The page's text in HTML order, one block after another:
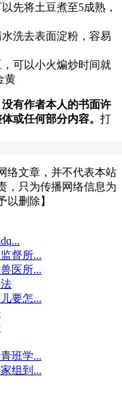
先将土豆煮至5成熟，
洗去表面淀粉，容易
可以小火煸炒时间就
黄
有作者本人的书面许
或任何部分内容。 打
络文章，并不代表本站
，只为传播网络信息为
以删除】
督所...
医所...
要怎...
班学...
组到...